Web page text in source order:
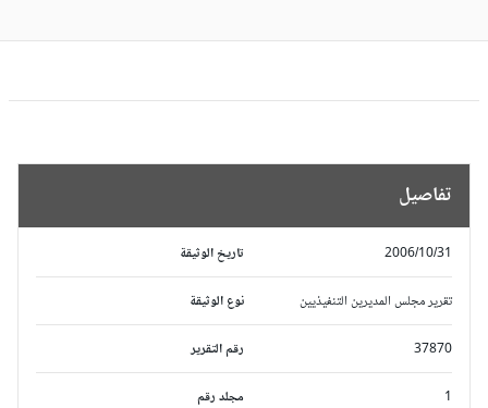
تفاصيل
تاريخ الوثيقة 2006/10/31
نوع الوثيقة تقرير مجلس المديرين التنفيذيين
رقم التقرير 37870
مجلد رقم